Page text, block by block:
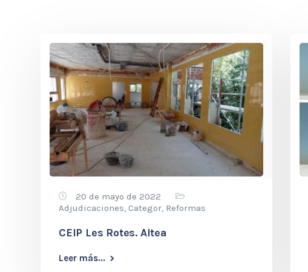
20 de mayo de 2022
Adjudicaciones, Categor, Reformas
CEIP Les Rotes. Altea
Leer más...